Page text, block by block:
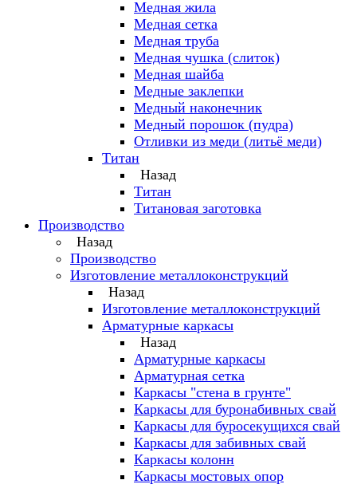
Медная жила
Медная сетка
Медная труба
Медная чушка (слиток)
Медная шайба
Медные заклепки
Медный наконечник
Медный порошок (пудра)
Отливки из меди (литьё меди)
Титан
Назад
Титан
Титановая заготовка
Производство
Назад
Производство
Изготовление металлоконструкций
Назад
Изготовление металлоконструкций
Арматурные каркасы
Назад
Арматурные каркасы
Арматурная сетка
Каркасы "стена в грунте"
Каркасы для буронабивных свай
Каркасы для буросекущихся свай
Каркасы для забивных свай
Каркасы колонн
Каркасы мостовых опор